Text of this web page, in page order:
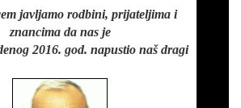
javljamo rodbini, prijateljima i
znancima da nas je
2016. god. napustio naš dragi